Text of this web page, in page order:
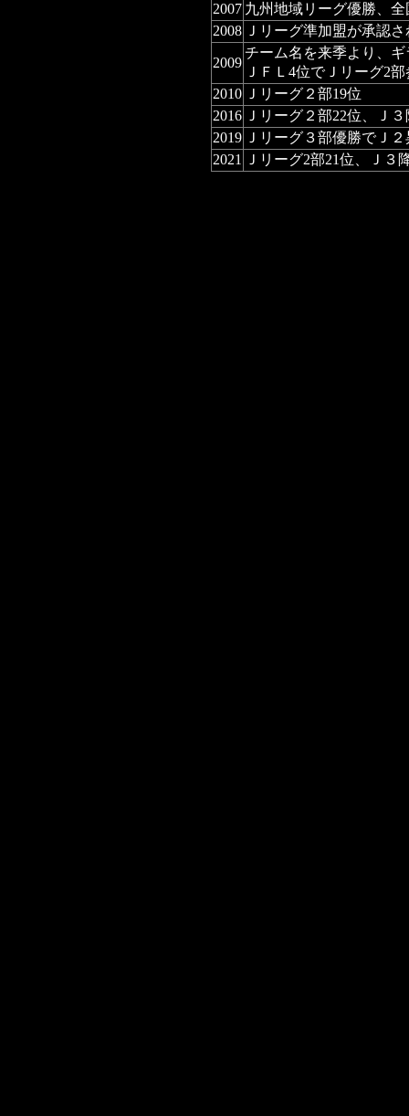
2007 九州地域リーグ優勝、
2008
Ｊリーグ準加盟が承認さ
2009
チーム名を来季より、
ＪＦＬ4位でＪリーグ2
2010
Ｊリーグ２部19位
2016
Ｊリーグ２部22位、Ｊ
2019
Ｊリーグ３部優勝でＪ
2021
Ｊリーグ2部21位、Ｊ３